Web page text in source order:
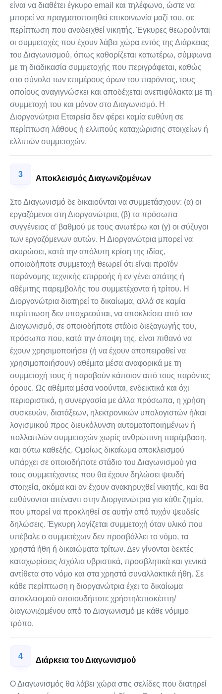
είναι να διαθέτει έγκυρο email και τηλέφωνο, ώστε να
μπορεί να πραγματοποιηθεί επικοινωνία μαζί του, σε
περίπτωση που αναδειχθεί νικητής. Έγκυρες θεωρούνται
οι συμμετοχές που έχουν λάβει χώρα εντός της Διάρκειας
του Διαγωνισμού, όπως καθορίζεται κατωτέρω, σύμφωνα
με τη διαδικασία συμμετοχής που περιγράφεται, καθώς
στο σύνολο των επιμέρους όρων του παρόντος, τους
οποίους αναγιγνώσκει και αποδέχεται ανεπιφύλακτα με τη
συμμετοχή του και μόνον στο Διαγωνισμό. Η
Διοργανώτρια Εταιρεία δεν φέρει καμία ευθύνη σε
περίπτωση λάθους ή ελλιπούς καταχώρισης στοιχείων ή
ελλιπών συμμετοχών.
3 Αποκλεισμός Διαγωνιζομένων
Στο Διαγωνισμό δε δικαιούνται να συμμετάσχουν: (α) οι
εργαζόμενοι στη Διοργανώτρια, (β) τα πρόσωπα
συγγένειας α’ βαθμού με τους ανωτέρω και (γ) οι σύζυγοι
των εργαζόμενων αυτών. Η Διοργανώτρια μπορεί να
ακυρώσει, κατά την απόλυτη κρίση της ιδίας,
οποιαδήποτε συμμετοχή θεωρεί ότι είναι προϊόν
παράνομης τεχνικής επιρροής ή εν γένει απάτης ή
αθέμιτης παρεμβολής του συμμετέχοντα ή τρίτου. Η
Διοργανώτρια διατηρεί το δικαίωμα, αλλά σε καμία
περίπτωση δεν υποχρεούται, να αποκλείσει από τον
Διαγωνισμό, σε οποιοδήποτε στάδιο διεξαγωγής του,
πρόσωπα που, κατά την άποψη της, είναι πιθανό να
έχουν χρησιμοποιήσει (ή να έχουν αποπειραθεί να
χρησιμοποιήσουν) αθέμιτα μέσα αναφορικά με τη
συμμετοχή τους ή παραβούν κάποιον από τους παρόντες
όρους. Ως αθέμιτα μέσα νοούνται, ενδεικτικά και όχι
περιοριστικά, η συνεργασία με άλλα πρόσωπα, η χρήση
συσκευών, διατάξεων, ηλεκτρονικών υπολογιστών ή/και
λογισμικού προς διευκόλυνση αυτοματοποιημένων ή
πολλαπλών συμμετοχών χωρίς ανθρώπινη παρέμβαση,
και ούτω καθεξής. Ομοίως δικαίωμα αποκλεισμού
υπάρχει σε οποιοδήποτε στάδιο του Διαγωνισμού για
τους συμμετέχοντες που θα έχουν δηλώσει ψευδή
στοιχεία, ακόμα και αν έχουν ανακηρυχθεί νικητής, και θα
ευθύνονται απέναντι στην Διοργανώτρια για κάθε ζημία,
που μπορεί να προκληθεί σε αυτήν από τυχόν ψευδείς
δηλώσεις. Έγκυρη λογίζεται συμμετοχή όταν υλικό που
υπέβαλε ο συμμετέχων δεν προσβάλλει το νόμο, τα
χρηστά ήθη ή δικαιώματα τρίτων. Δεν γίνονται δεκτές
καταχωρίσεις /σχόλια υβριστικά, προσβλητικά και γενικά
αντίθετα στο νόμο και στα χρηστά συναλλακτικά ήθη. Σε
κάθε περίπτωση η διοργανώτρια έχει το δικαίωμα
αποκλεισμού οποιουδήποτε χρήστη/επισκέπτη/
διαγωνιζομένου από το Διαγωνισμό με κάθε νόμιμο
τρόπο.
4 Διάρκεια του Διαγωνισμού
Ο Διαγωνισμός θα λάβει χώρα στις σελίδες που διατηρεί